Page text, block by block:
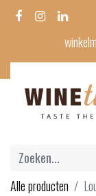
Alle producten